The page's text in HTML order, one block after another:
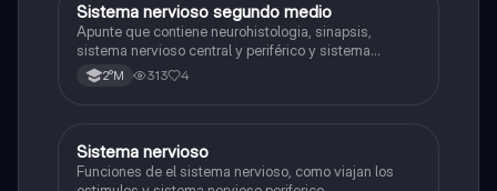
Biología
Sistema nervioso segundo medio
Apunte que contiene neurohistologia, sinapsis,
sistema nervioso central y periférico y sistema
endocrino
2°M 313 4
SBiología
Sistema nervioso
Funciones de el sistema nervioso, como viajan los